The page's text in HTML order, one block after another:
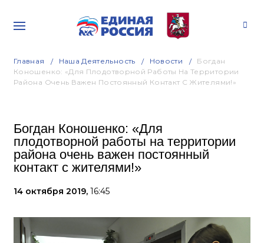
Главная Наша Деятельность Новости
Богдан
Коношенко: «Для Плодотворной Работы На Территории
Района Очень Важен Постоянный Контакт С Жителями!»
Богдан Коношенко: «Для
плодотворной работы на территории
района очень важен постоянный
контакт с жителями!»
14 октября 2019, 16:45